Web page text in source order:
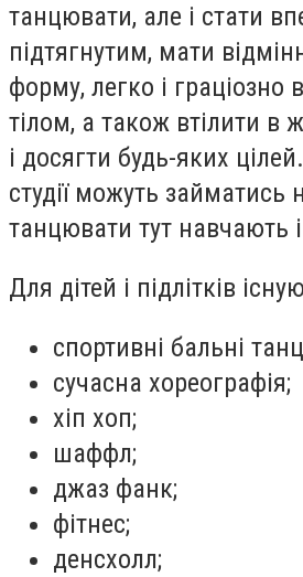
танцювати, але і стати
підтягнутим, мати
форму, легко і граціозно
тілом, а також втілити в
і досягти будь-яких
студії можуть займатись
танцювати тут навчають
Для дітей і підлітків
спортивні бальні
сучасна хореографія;
хіп хоп;
шаффл;
джаз фанк;
фітнес;
денсхолл;